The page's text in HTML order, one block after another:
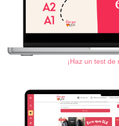
¡Haz un test de